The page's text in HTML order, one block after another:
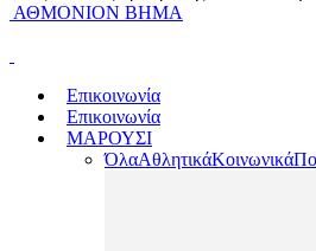
ΑΘΜΟΝΙΟΝ ΒΗΜΑ
Επικοινωνία
Επικοινωνία
ΜΑΡΟΥΣΙ
ΌλαΑθλητικάΚοινωνικά